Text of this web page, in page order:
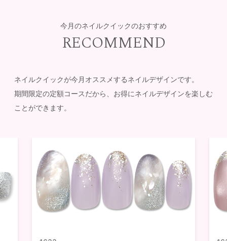
今月のネイルクイックのおすすめ
RECOMMEND
ネイルクイックが今月オススメするネイルデザインです。
期間限定の定額コースだから、お得にネイルデザインを楽しむ
ことができます。